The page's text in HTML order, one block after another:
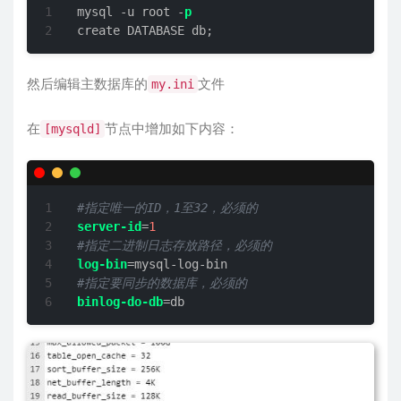
mysql -u root -p
create DATABASE db;
然后编辑主数据库的 my.ini 文件
在 [mysqld] 节点中增加如下内容：
#指定唯一的ID，1至32，必须的
server-id=1
#指定二进制日志存放路径，必须的
log-bin
#指定要同步的数据库，必须的
binlog-do-db=db